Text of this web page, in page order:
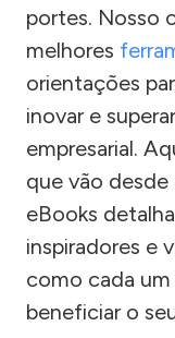
portes. Nosso
melhores
orientações
inovar e
empresarial.
que vão
eBooks
inspiradores e
como cada
beneficiar o